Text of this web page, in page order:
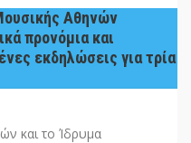
Αθηνών
προνόμια και
εκδηλώσεις για τρία
και το Ίδρυμα